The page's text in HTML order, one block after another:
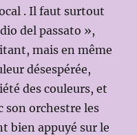
. Il faut surtout
del passato »,
mais en même
désespérée,
des couleurs, et
son orchestre les
bien appuyé sur le